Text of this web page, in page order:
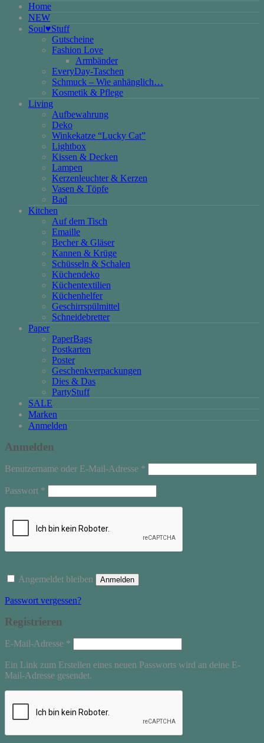
Home
NEW
Soul♥Stuff
Gutscheine
Fashion Love
Armbänder
EveryDay-Taschen
Schmuck – Wie anhänglich…
Kosmetik & Pflege
Living
Aufbewahrung
Deko
Winkekatze “Lucky Cat”
Lightbox
Kissen & Decken
Lampen
Kerzenleuchter & Kerzen
Vasen & Töpfe
Bad
Kitchen
Auf dem Tisch
Emaille
Becher & Gläser
Kannen & Krüge
Schüsseln & Schalen
Küchendeko
Küchentextilien
Küchenhelfer
Geschirrspülmittel
Schneidebretter
Paper
PaperBags
Postkarten
Poster
Geschenkverpackungen
Dies & Das
PartyStuff
SALE
Marken
Anmelden
Anmelden
Benutzername oder E-Mail-Adresse *
Passwort *
Angemeldet bleiben Anmelden
Passwort vergessen?
Registrieren
E-Mail-Adresse *
Ein Link zum Erstellen eines neuen Passworts wird an deine E-
Mail-Adresse gesendet.